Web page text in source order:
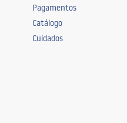
Pagamentos
Catálogo
Cuidados